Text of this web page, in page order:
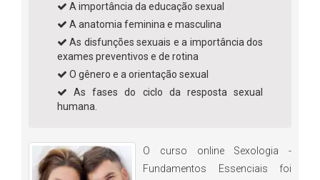
A importância da educação sexual
A anatomia feminina e masculina
As disfunções sexuais e a importância dos
exames preventivos e de rotina
O gênero e a orientação sexual
As fases do ciclo da resposta sexual
humana.
O curso online Sexologia -
Fundamentos Essenciais foi